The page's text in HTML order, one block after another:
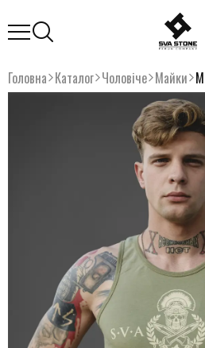
Головна Каталог Чоловіче Майки